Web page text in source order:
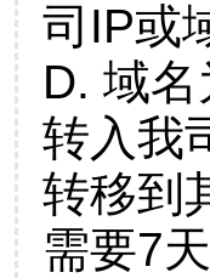
司IP或
D. 域
转入我
转移到
需要7天